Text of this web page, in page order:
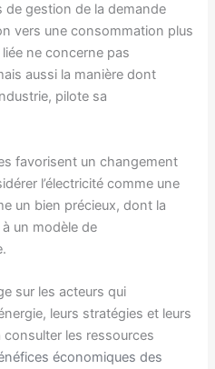
gestion de la demande
vers une consommation plus
liée ne concerne pas
aussi la manière dont
pilote sa
favorisent un changement
l’électricité comme une
un bien précieux, dont la
un modèle de
sur les acteurs qui
leurs stratégies et leurs
les ressources
économiques des